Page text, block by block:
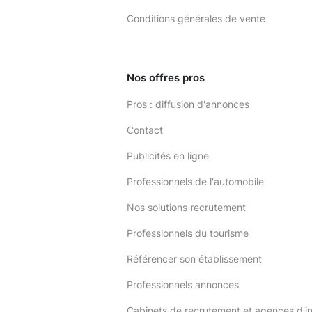
Conditions générales de vente
Nos offres pros
Pros : diffusion d'annonces
Contact
Publicités en ligne
Professionnels de l'automobile
Nos solutions recrutement
Professionnels du tourisme
Référencer son établissement
Professionnels annonces